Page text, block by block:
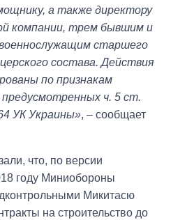
а также директору
компании, трем бывшим и
старшего
состава. Действия
по признакам
ч. 5 ст.
УК Украины», – сообщает
что, по версии
году Миниобороны
Микитасю
на строительство до